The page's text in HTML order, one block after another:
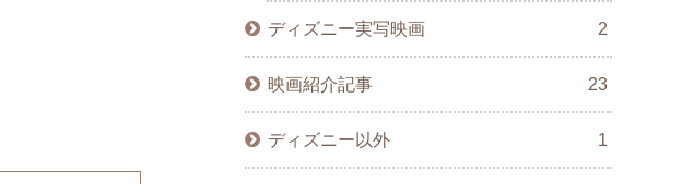
ディズニー実写映画 2
映画紹介記事 23
ディズニー以外 1